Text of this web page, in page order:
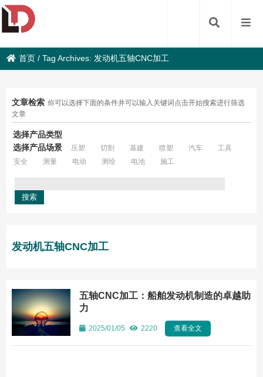
首页 /Tag Archives: 发动机五轴CNC加工
文章检索 你可以选择下面的条件并可以输入关键词点击开始搜索进行筛选
文章
选择产品类型
选择产品场景
压塑 切割 基建 喷塑 汽车
工具
安全
测量 电动 测绘 电池 施工
发动机五轴CNC加工
五轴CNC加工：船舶发动机制造的卓越助
力
2025/01/05 2220 查看全文